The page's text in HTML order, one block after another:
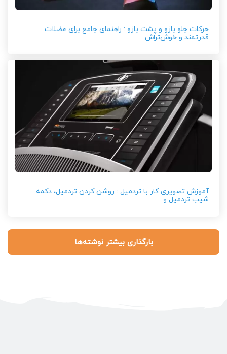
حرکات جلو بازو و پشت بازو : راهنمای جامع برای عضلات
قدرتمند و خوش‌تراش
آموزش تصویری کار با تردمیل : روشن کردن تردمیل، دکمه
شیب تردمیل و …
بارگذاری بیشتر نوشته‌ها